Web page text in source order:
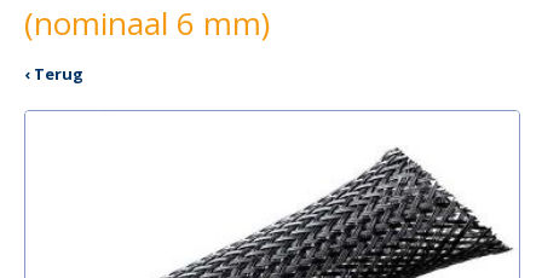
(nominaal 6 mm)
‹ Terug